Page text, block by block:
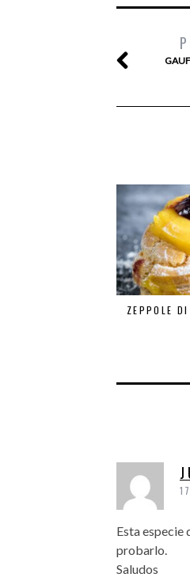
ZEPPOLE
Esta especie
probarlo.
Saludos